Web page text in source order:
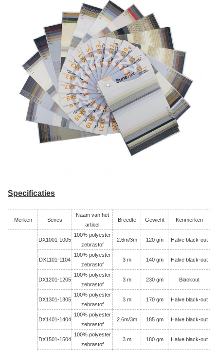
Specificaties
Merken Seires
Naam van het
artikel
Breedte Gewicht Kenmerken
DX1001-1005
100% polyester
zebrastof
2.6m/3m 120 gm Halve black-out
DX1101-1104
100% polyester
zebrastof
3 m 140 gm Halve black-out
DX1201-1205
100% polyester
zebrastof
3 m 230 gm Blackout
DX1301-1305
100% polyester
zebrastof
3 m 170 gm Halve black-out
DX1401-1404
100% polyester
zebrastof
2.6m/3m 185 gm Halve black-out
DX1501-1504
100% polyester
zebrastof
3 m 180 gm Halve black-out